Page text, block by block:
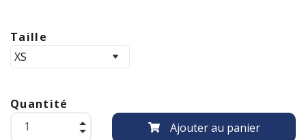
Taille
Quantité
Ajouter au panier